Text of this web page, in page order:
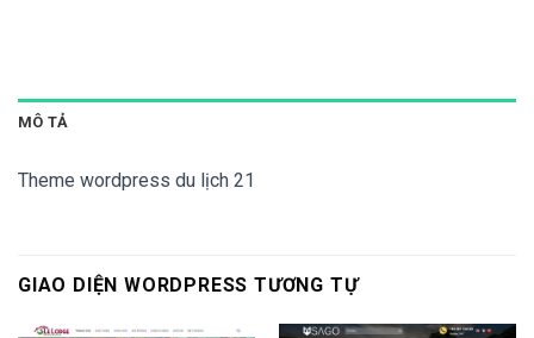
MÔ TẢ
Theme wordpress du lịch 21
GIAO DIỆN WORDPRESS TƯƠNG TỰ